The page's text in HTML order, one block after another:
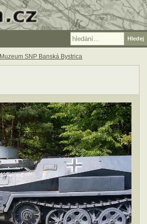
Muzeum SNP Banská Bystrica